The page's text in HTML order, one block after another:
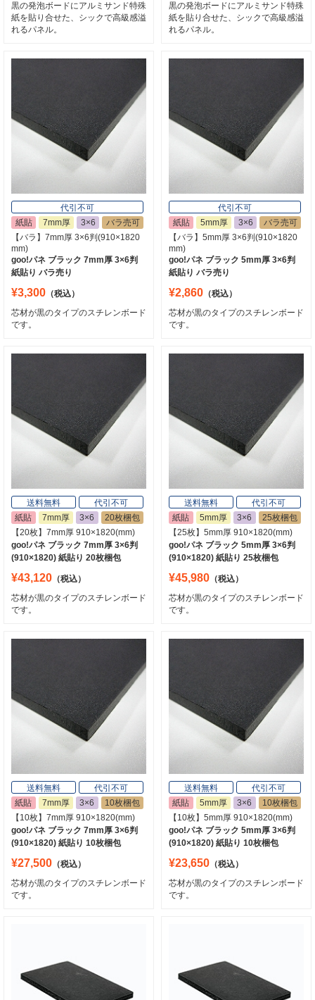
黒の発泡ボードにアルミサンド特殊
紙を貼り合せた、シックで高級感溢
れるパネル。
黒の発泡ボードにアルミサンド特殊
紙を貼り合せた、シックで高級感溢
れるパネル。
代引不可
紙貼
7mm厚 3×6
バラ売可
【バラ】7mm厚 3×6判(910×1820
mm)
goo!パネ ブラック 7mm厚 3×6判
紙貼り バラ売り
¥3,300 （税込）
芯材が黒のタイプのスチレンボード
です。
代引不可
紙貼
5mm厚 3×6
バラ売可
【バラ】5mm厚 3×6判(910×1820
mm)
goo!パネ ブラック 5mm厚 3×6判
紙貼り バラ売り
¥2,860 （税込）
芯材が黒のタイプのスチレンボード
です。
送料無料
代引不可
紙貼
7mm厚 3×6
20枚梱包
【20枚】7mm厚 910×1820(mm)
goo!パネ ブラック 7mm厚 3×6判
(910×1820) 紙貼り 20枚梱包
¥43,120 （税込）
芯材が黒のタイプのスチレンボード
です。
送料無料
代引不可
紙貼
5mm厚 3×6
25枚梱包
【25枚】5mm厚 910×1820(mm)
goo!パネ ブラック 5mm厚 3×6判
(910×1820) 紙貼り 25枚梱包
¥45,980 （税込）
芯材が黒のタイプのスチレンボード
です。
送料無料
代引不可
紙貼
7mm厚 3×6
10枚梱包
【10枚】7mm厚 910×1820(mm)
goo!パネ ブラック 7mm厚 3×6判
(910×1820) 紙貼り 10枚梱包
¥27,500 （税込）
芯材が黒のタイプのスチレンボード
です。
送料無料
代引不可
紙貼
5mm厚 3×6
10枚梱包
【10枚】5mm厚 910×1820(mm)
goo!パネ ブラック 5mm厚 3×6判
(910×1820) 紙貼り 10枚梱包
¥23,650 （税込）
芯材が黒のタイプのスチレンボード
です。